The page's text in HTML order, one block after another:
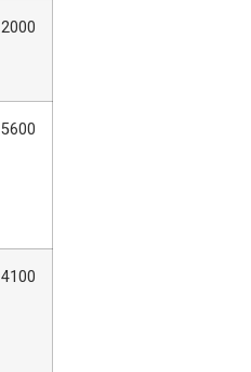
2000
5600
4100